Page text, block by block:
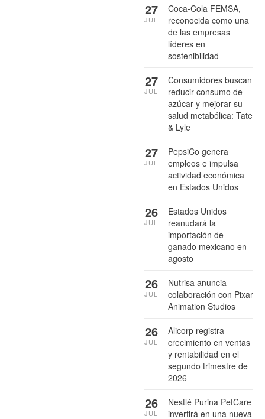
Coca-Cola FEMSA,
reconocida como una
de las empresas
líderes en
sostenibilidad
27
JUL
Consumidores buscan
reducir consumo de
azúcar y mejorar su
salud metabólica: Tate
& Lyle
27
JUL
PepsiCo genera
empleos e impulsa
actividad económica
en Estados Unidos
27
JUL
Estados Unidos
reanudará la
importación de
ganado mexicano en
agosto
26
JUL
Nutrisa anuncia
colaboración con Pixar
Animation Studios
26
JUL
Alicorp registra
crecimiento en ventas
y rentabilidad en el
segundo trimestre de
2026
26
JUL
Nestlé Purina PetCare
invertirá en una nueva
26
JUL